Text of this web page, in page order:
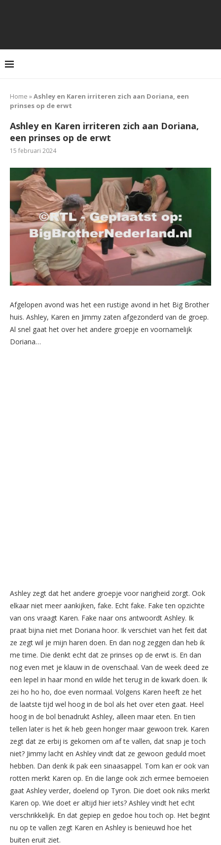
Home »Ashley en Karen irriteren zich aan Doriana, een
prinses op de erwt
Ashley en Karen irriteren zich aan Doriana,
een prinses op de erwt
15 februari 2024
Afgelopen avond was het een rustige avond in het Big Brother
huis. Ashley, Karen en Jimmy zaten afgezonderd van de groep.
Al snel gaat het over het andere groepje en voornamelijk
Doriana…
Ashley zegt dat het andere groepje voor narigheid zorgt. Ook
elkaar niet meer aankijken, fake. Echt fake. Fake ten opzichte
van ons vraagt Karen. Fake naar ons antwoordt Ashley. Ik
praat bijna niet met Doriana hoor. Ik verschiet van het feit dat
ze zegt wil je mijn haren doen. En dan nog zeggen dan heb ik
me time. Die denkt echt dat ze prinses op de erwt is. En dan
nog even met je klauw in de ovenschaal. Van de week deed ze
een lepel in haar mond en wilde het terug in de kwark doen. Ik
zei ho ho ho, doe even normaal. Volgens Karen heeft ze het
de laatste tijd wel hoog in de bol als het over eten gaat. Heel
hoog in de bol benadrukt Ashley, alleen maar eten. En tien
tellen later is het ik heb geen honger maar gewoon trek. Karen
zegt dat ze erbij is gekomen om af te vallen, dat snap je toch
niet? Jimmy lacht en Ashley vindt dat ze gewoon geduld moet
hebben. Dan denk ik pak een sinaasappel. Tom kan er ook van
rotten merkt Karen op. En die lange ook zich ermee bemoeien
gaat Ashley verder, doelend op Tyron. Die doet ook niks merkt
Karen op. Wie doet er altijd hier iets? Ashley vindt het echt
verschrikkelijk. En dat gepiep en gedoe hou toch op. Het begint
nu op te vallen zegt Karen en Ashley is benieuwd hoe het
buiten eruit ziet.